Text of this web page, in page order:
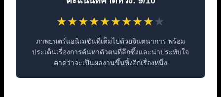
★★★★★★★★★★
ภาพยนตร์แอนิเมชันที่เต็มไปด้วยจินตนาการ พร้อม
ประเด็นเรื่องการค้นหาตัวตนที่ลึกซึ้งและน่าประทับใจ
คาดว่าจะเป็นผลงานขึ้นหิ้งอีกเรื่องหนึ่ง